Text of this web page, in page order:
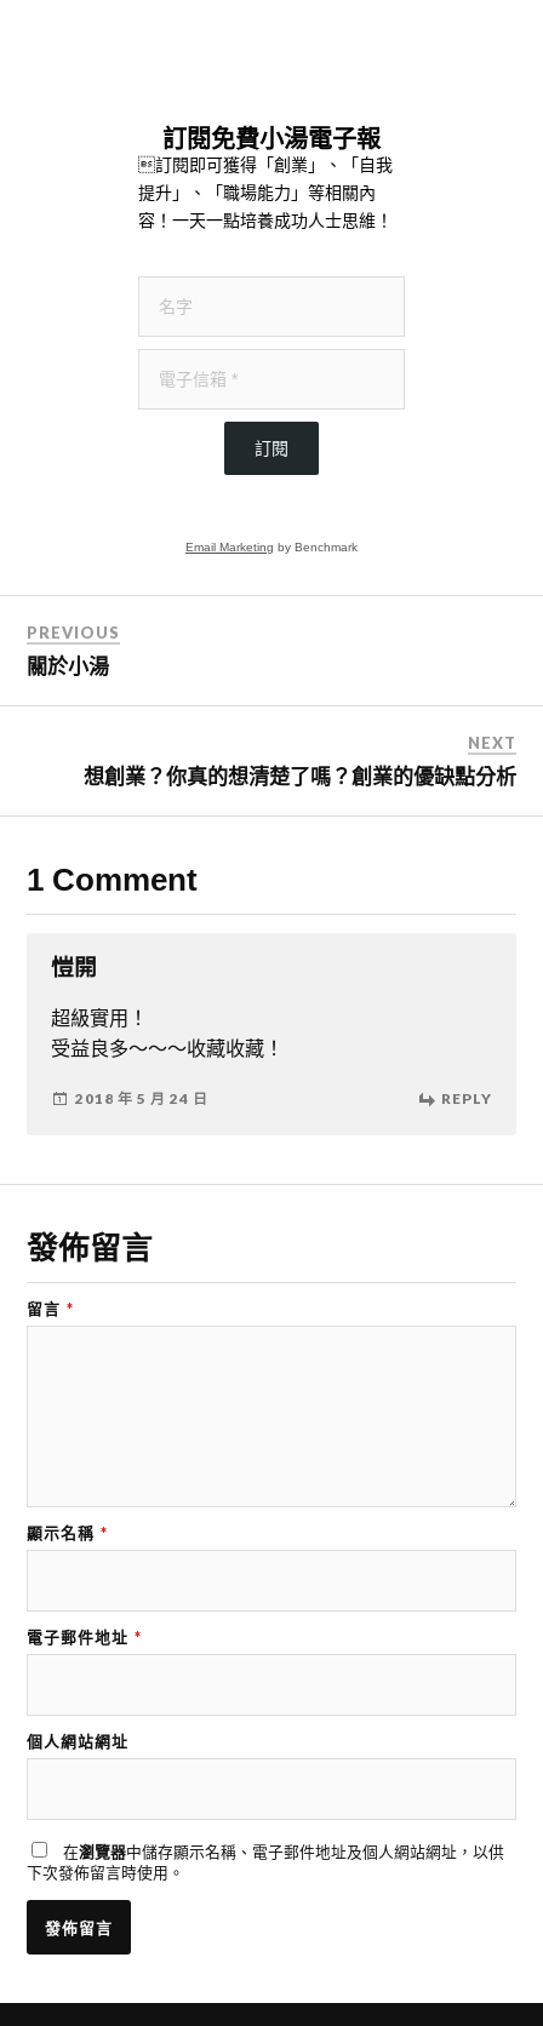
訂閱免費小湯電子報
訂閱即可獲得「創業」、「自我
提升」、「職場能力」等相關內
容！一天一點培養成功人士思維！
訂閱
Email Marketing by Benchmark
PREVIOUS
關於小湯
NEXT
想創業？你真的想清楚了嗎？創業的優缺點分析
1 Comment
愷開
超級實用！
受益良多～～～收藏收藏！
2018 年 5 月 24 日 REPLY
發佈留言
留言 *
顯示名稱 *
電子郵件地址 *
個人網站網址
在瀏覽器中儲存顯示名稱、電子郵件地址及個人網站網址，以供
下次發佈留言時使用。